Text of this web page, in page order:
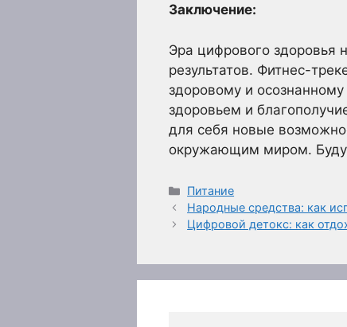
Заключение:
Эра цифрового здоровья
результатов. Фитнес-
здоровому и
здоровьем и
для себя новые
окружающим миром.
Рубрики
Питание
Народные средства: как
Цифровой детокс: как